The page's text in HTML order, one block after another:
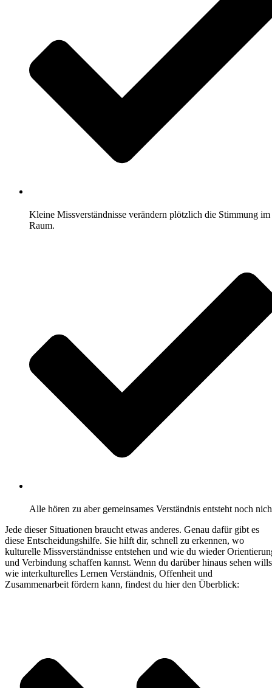
Kleine Missverständnisse verändern plötzlich die Stimmung im
Raum.
Alle hören zu aber gemeinsames Verständnis entsteht noch
Jede dieser Situationen braucht etwas anderes. Genau dafür gibt es
diese Entscheidungshilfe. Sie hilft dir, schnell zu erkennen, wo
kulturelle Missverständnisse entstehen und wie du wieder
und Verbindung schaffen kannst. Wenn du darüber hinaus sehen
wie interkulturelles Lernen Verständnis, Offenheit und
Zusammenarbeit fördern kann, findest du hier den Überblick: